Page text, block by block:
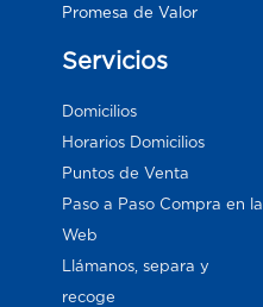
Promesa de Valor
Servicios
Domicilios
Horarios Domicilios
Puntos de Venta
Paso a Paso Compra en la
Web
Llámanos, separa y
recoge